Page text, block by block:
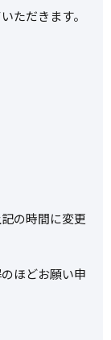
ただきます。
の時間に変更
ほどお願い申